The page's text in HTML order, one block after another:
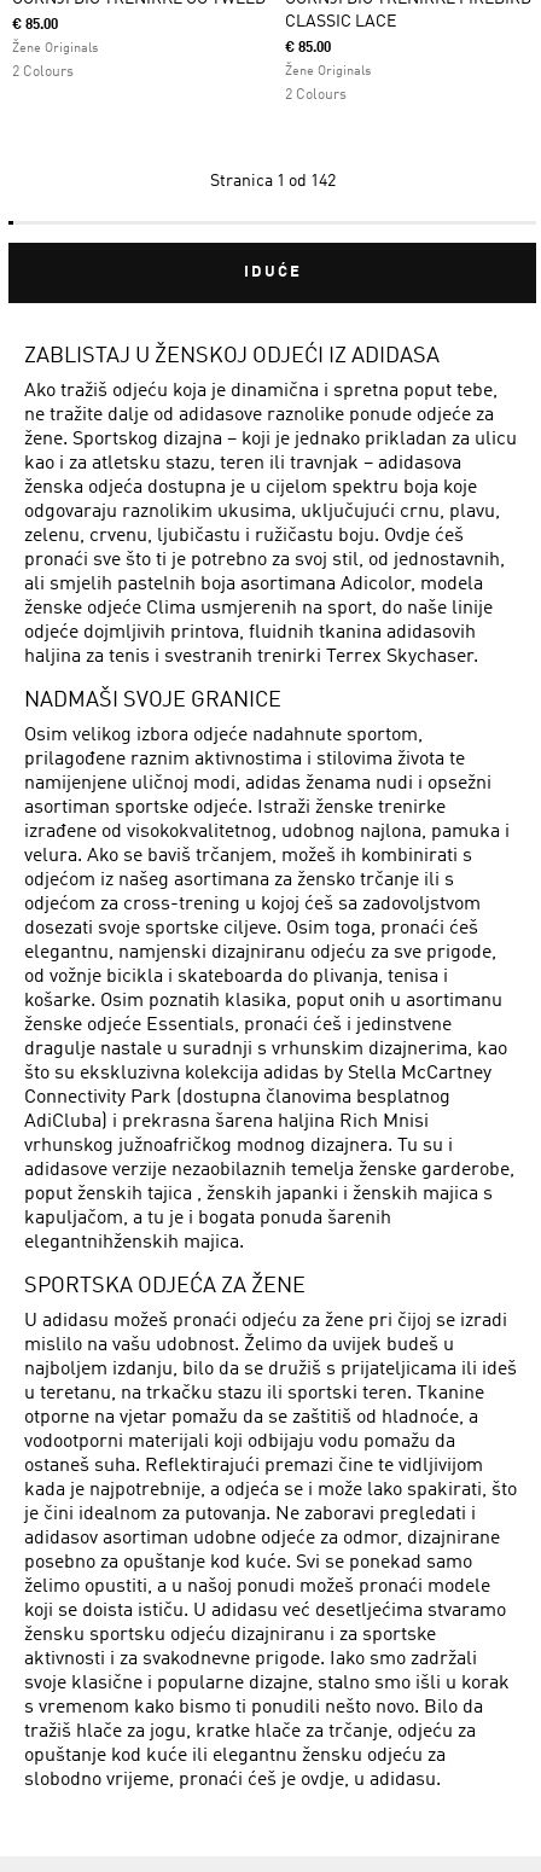
€ 85.00
Žene Originals
2 Colours
CLASSIC LACE
€ 85.00
Žene Originals
2 Colours
Stranica 1 od 142
IDUĆE
ZABLISTAJ U ŽENSKOJ ODJEĆI IZ ADIDASA
Ako tražiš odjeću koja je dinamična i spretna poput tebe,
ne tražite dalje od adidasove raznolike ponude odjeće za
žene. Sportskog dizajna – koji je jednako prikladan za ulicu
kao i za atletsku stazu, teren ili travnjak – adidasova
ženska odjeća dostupna je u cijelom spektru boja koje
odgovaraju raznolikim ukusima, uključujući crnu, plavu,
zelenu, crvenu, ljubičastu i ružičastu boju. Ovdje ćeš
pronaći sve što ti je potrebno za svoj stil, od jednostavnih,
ali smjelih pastelnih boja asortimana Adicolor, modela
ženske odjeće Clima usmjerenih na sport, do naše linije
odjeće dojmljivih printova, fluidnih tkanina adidasovih
haljina za tenis i svestranih trenirki Terrex Skychaser.
NADMAŠI SVOJE GRANICE
Osim velikog izbora odjeće nadahnute sportom,
prilagođene raznim aktivnostima i stilovima života te
namijenjene uličnoj modi, adidas ženama nudi i opsežni
asortiman sportske odjeće. Istraži ženske trenirke
izrađene od visokokvalitetnog, udobnog najlona, pamuka i
velura. Ako se baviš trčanjem, možeš ih kombinirati s
odjećom iz našeg asortimana za žensko trčanje ili s
odjećom za cross-trening u kojoj ćeš sa zadovoljstvom
dosezati svoje sportske ciljeve. Osim toga, pronaći ćeš
elegantnu, namjenski dizajniranu odjeću za sve prigode,
od vožnje bicikla i skateboarda do plivanja, tenisa i
košarke. Osim poznatih klasika, poput onih u asortimanu
ženske odjeće Essentials, pronaći ćeš i jedinstvene
dragulje nastale u suradnji s vrhunskim dizajnerima, kao
što su ekskluzivna kolekcija adidas by Stella McCartney
Connectivity Park (dostupna članovima besplatnog
AdiCluba) i prekrasna šarena haljina Rich Mnisi
vrhunskog južnoafričkog modnog dizajnera. Tu su i
adidasove verzije nezaobilaznih temelja ženske garderobe,
poput ženskih tajica , ženskih japanki i ženskih majica s
kapuljačom, a tu je i bogata ponuda šarenih
elegantnihženskih majica.
SPORTSKA ODJEĆA ZA ŽENE
U adidasu možeš pronaći odjeću za žene pri čijoj se izradi
mislilo na vašu udobnost. Želimo da uvijek budeš u
najboljem izdanju, bilo da se družiš s prijateljicama ili ideš
u teretanu, na trkačku stazu ili sportski teren. Tkanine
otporne na vjetar pomažu da se zaštitiš od hladnoće, a
vodootporni materijali koji odbijaju vodu pomažu da
ostaneš suha. Reflektirajući premazi čine te vidljivijom
kada je najpotrebnije, a odjeća se i može lako spakirati, što
je čini idealnom za putovanja. Ne zaboravi pregledati i
adidasov asortiman udobne odjeće za odmor, dizajnirane
posebno za opuštanje kod kuće. Svi se ponekad samo
želimo opustiti, a u našoj ponudi možeš pronaći modele
koji se doista ističu. U adidasu već desetljećima stvaramo
žensku sportsku odjeću dizajniranu i za sportske
aktivnosti i za svakodnevne prigode. Iako smo zadržali
svoje klasične i popularne dizajne, stalno smo išli u korak
s vremenom kako bismo ti ponudili nešto novo. Bilo da
tražiš hlače za jogu, kratke hlače za trčanje, odjeću za
opuštanje kod kuće ili elegantnu žensku odjeću za
slobodno vrijeme, pronaći ćeš je ovdje, u adidasu.